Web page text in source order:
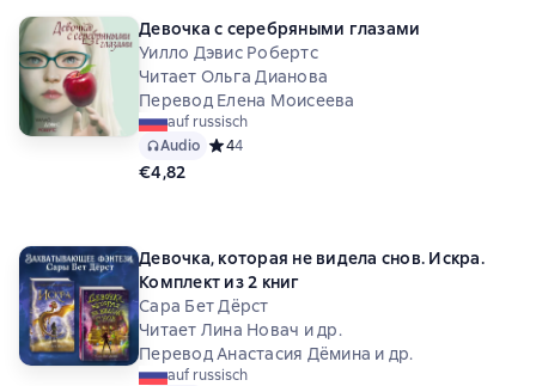
Девочка с серебряными глазами
Уилло Дэвис Робертс
Читает Ольга Дианова
Перевод Елена Моисеева
auf russisch
Audio Средний рейтинг 4 на основе 4 оценок
44
€4,82
Девочка, которая не видела снов. Искра.
Комплект из 2 книг
Сара Бет Дёрст
Читает Лина Новач и др.
Перевод Анастасия Дёмина и др.
auf russisch